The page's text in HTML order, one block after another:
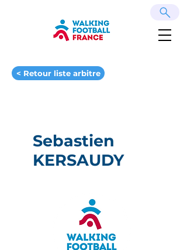
< Retour liste arbitre
Sebastien
KERSAUDY